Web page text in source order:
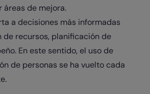
de mejora.
a decisiones más informadas
de recursos, planificación de
En este sentido, el uso de
de personas se ha vuelto cada